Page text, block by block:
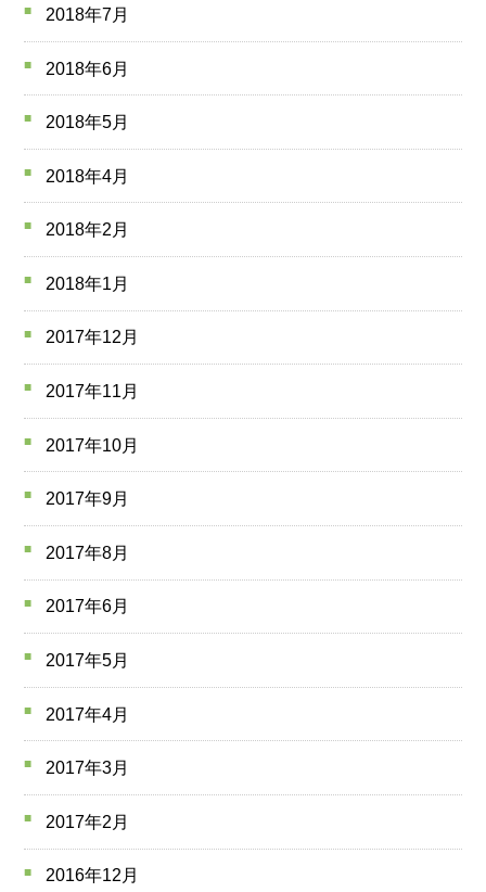
2018年7月
2018年6月
2018年5月
2018年4月
2018年2月
2018年1月
2017年12月
2017年11月
2017年10月
2017年9月
2017年8月
2017年6月
2017年5月
2017年4月
2017年3月
2017年2月
2016年12月